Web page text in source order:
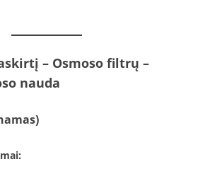
– Osmoso filtrų –
nauda